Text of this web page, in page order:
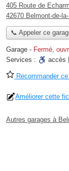
405 Route de
42670 Belmont-de-
📞 Appeler ce
Garage - Fermé,
Services :
accès
Recommander
Améliorer cette
Autres garages à